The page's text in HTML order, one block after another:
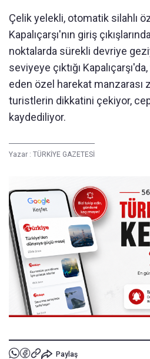
Çelik yelekli, otomatik silahlı
Kapalıçarşı'nın giriş
noktalarda sürekli devriye
seviyeye çıktığı
eden özel harekat manzarası
turistlerin dikkatini çekiyor,
kaydediliyor.
Yazar : TÜRKİYE GAZETESİ
Paylaş